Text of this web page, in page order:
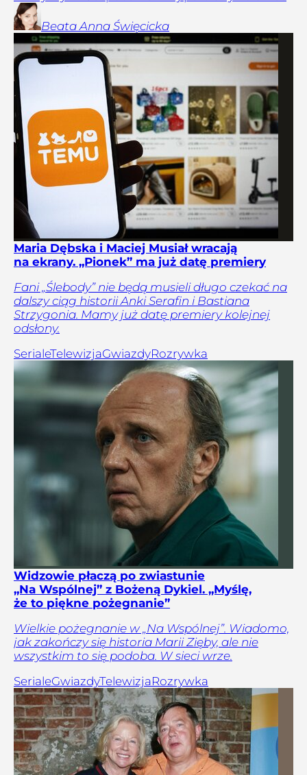
Beata Anna Święcicka
Maria Dębska i Maciej Musiał wracają
na ekrany. „Pionek” ma już datę premiery
Fani „Ślebody” nie będą musieli długo czekać na
dalszy ciąg historii Anki Serafin i Bastiana
Strzygonia. Mamy już datę premiery kolejnej
odsłony.
SerialeTelewizjaGwiazdyRozrywka
Widzowie płaczą po zwiastunie
„Na Wspólnej” z Bożeną Dykiel. „Myślę,
że to piękne pożegnanie”
Wielkie pożegnanie w „Na Wspólnej”. Wiadomo,
jak zakończy się historia Marii Zięby, ale nie
wszystkim to się podoba. W sieci wrze.
SerialeGwiazdyTelewizjaRozrywka